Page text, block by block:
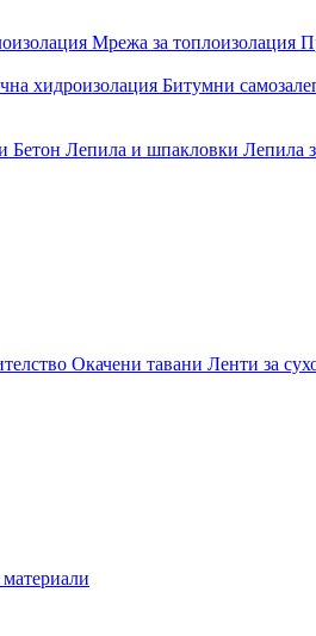
Мрежа за топлоизолация
хидроизолация Битумни
Бетон Лепила и шпакловки Лепила
Окачени тавани Ленти за